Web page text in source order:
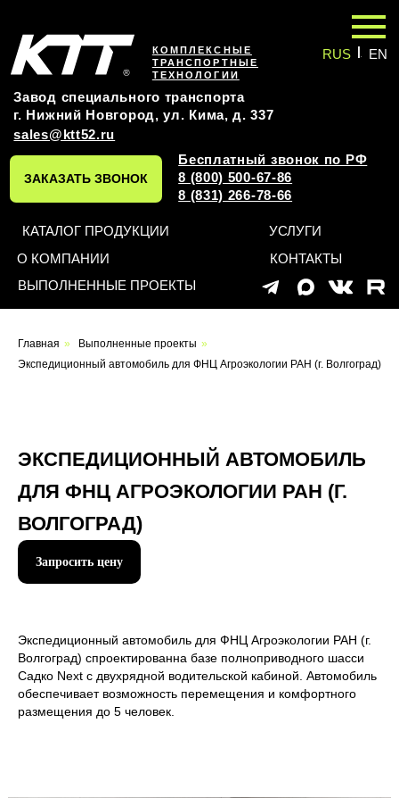
sales@ktt52.ru
Бесплатный звонок по РФ
ЗАКАЗАТЬ ЗВОНОК
КОМПЛЕКСНЫЕ
ТРАНСПОРТНЫЕ
ТЕХНОЛОГИИ
ВЫПОЛНЕННЫЕ ПРОЕКТЫ
УСЛУГИ
О КОМПАНИИ
КОНТАКТЫ
Завод специального транспорта
г. Нижний Новгород, ул. Кима, д. 337
Оставьте заявку на
индивидуальный проект
+7
Отправить
Главная » Выполненные проекты »
Экспедиционный автомобиль для ФНЦ Агроэкологии РАН (г. Волгоград)
ЭКСПЕДИЦИОННЫЙ АВТОМОБИЛЬ
ДЛЯ ФНЦ АГРОЭКОЛОГИИ РАН (Г.
ВОЛГОГРАД)
Запросить цену
Экспедиционный автомобиль для ФНЦ Агроэкологии РАН (г.
Волгоград) спроектированна базе полноприводного шасси
Садко Next с двухрядной водительской кабиной. Автомобиль
обеспечивает возможность перемещения и комфортного
размещения до 5 человек.